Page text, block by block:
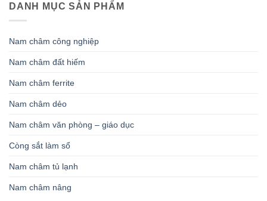
DANH MỤC SẢN PHẨM
Nam châm công nghiệp
Nam châm đất hiếm
Nam châm ferrite
Nam châm dẻo
Nam châm văn phòng – giáo dục
Còng sắt làm sổ
Nam châm tủ lạnh
Nam châm nâng